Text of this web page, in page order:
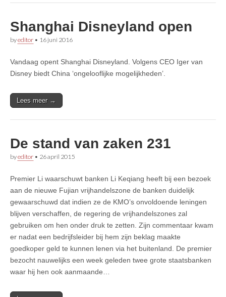
Shanghai Disneyland open
byeditor • 16 juni 2016
Vandaag opent Shanghai Disneyland. Volgens CEO Iger van
Disney biedt China ‘ongelooflijke mogelijkheden’.
Lees meer →
De stand van zaken 231
byeditor • 26 april 2015
Premier Li waarschuwt banken Li Keqiang heeft bij een bezoek
aan de nieuwe Fujian vrijhandelszone de banken duidelijk
gewaarschuwd dat indien ze de KMO’s onvoldoende leningen
blijven verschaffen, de regering de vrijhandelszones zal
gebruiken om hen onder druk te zetten. Zijn commentaar kwam
er nadat een bedrijfsleider bij hem zijn beklag maakte
goedkoper geld te kunnen lenen via het buitenland. De premier
bezocht nauwelijks een week geleden twee grote staatsbanken
waar hij hen ook aanmaande…